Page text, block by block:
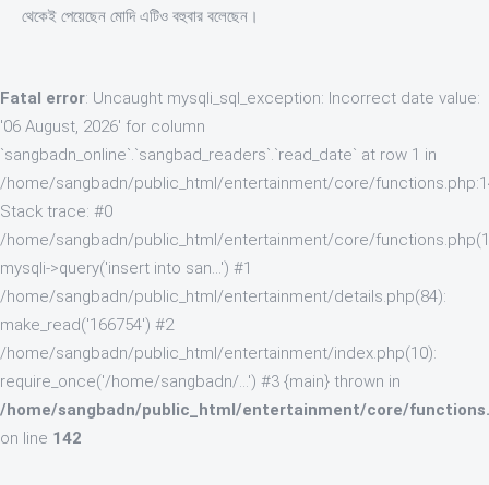
থেকেই পেয়েছেন মোদি এটিও বহুবার বলেছেন।
Fatal error: Uncaught mysqli_sql_exception: Incorrect date value:
'06 August, 2026' for column
`sangbadn_online`.`sangbad_readers`.`read_date` at row 1 in
/home/sangbadn/public_html/entertainment/core/
Stack trace: #0
/home/sangbadn/public_html/entertainment/core/
mysqli->query('insert into san...') #1
/home/sangbadn/public_html/entertainment/details.php(84):
make_read('166754') #2
/home/sangbadn/public_html/entertainment/index.php(10):
require_once('/home/sangbadn/...') #3 {main} thrown in
/home/sangbadn/public_html/entertainment/core/
on line 142